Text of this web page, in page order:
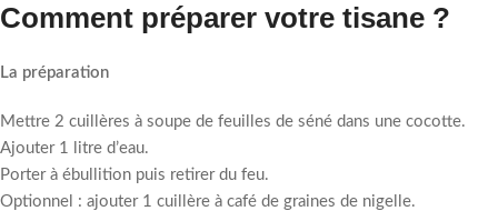
Comment préparer votre tisane ?
La préparation
Mettre 2 cuillères à soupe de feuilles de séné dans une cocotte.
Ajouter 1 litre d’eau.
Porter à ébullition puis retirer du feu.
Optionnel : ajouter 1 cuillère à café de graines de nigelle.